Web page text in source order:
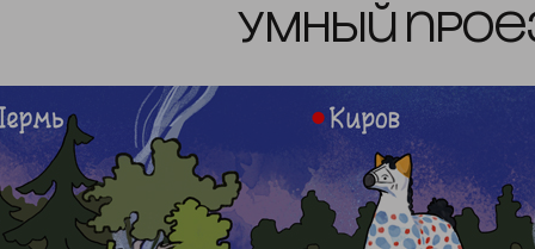
Умный